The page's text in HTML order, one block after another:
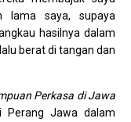
lama saya, supaya
hasilnya dalam
berat di tangan dan
Perkasa di Jawa
Jawa dalam